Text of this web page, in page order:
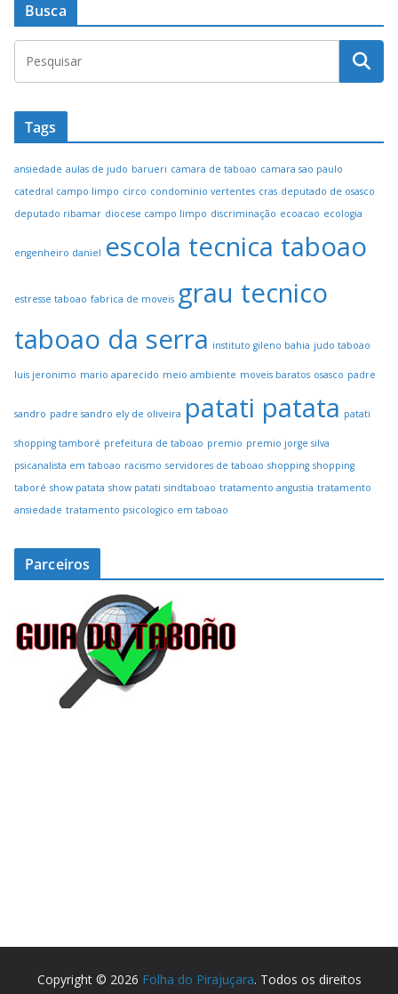
Busca
Tags
ansiedade aulas de judo barueri camara de taboao camara sao paulo
catedral campo limpo circo condominio vertentes cras deputado de osasco
deputado ribamar diocese campo limpo discriminação ecoacao ecologia
engenheiro daniel escola tecnica taboao
estresse taboao fabrica de moveis grau tecnico
taboao da serra instituto gileno bahia judo taboao
luis jeronimo mario aparecido meio ambiente moveis baratos osasco padre
sandro padre sandro ely de oliveira patati patata patati
shopping tamboré prefeitura de taboao premio premio jorge silva
psicanalista em taboao racismo servidores de taboao shopping shopping
taboré show patata show patati sindtaboao tratamento angustia tratamento
ansiedade tratamento psicologico em taboao
Parceiros
Copyright © 2026 Folha do Pirajuçara. Todos os direitos